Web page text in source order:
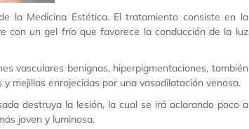
la Medicina Estética. El tratamiento consiste en la
con un gel frío que favorece la conducción de la luz
vasculares benignas, hiperpigmentaciones, también
mejillas enrojecidas por una vasodilatación venosa.
destruya la lesión, la cual se irá aclarando poco a
joven y luminosa.